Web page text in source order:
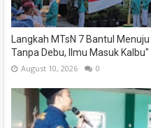
Langkah MTsN 7 Bantul
Tanpa Debu, Ilmu Masuk Kalbu"
August 10, 2026 0